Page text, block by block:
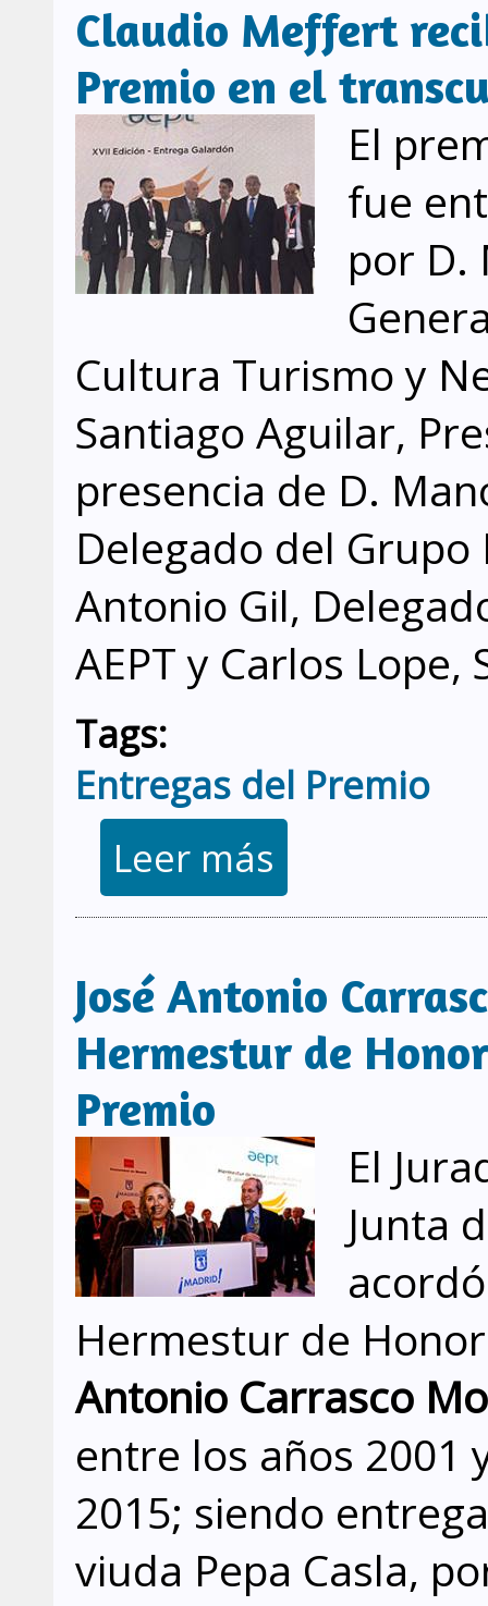
Claudio Meffert
Premio en el
El
fue
por D.
Cultura Turismo y
Santiago Aguilar,
presencia de D.
Delegado del
Antonio Gil,
AEPT y Carlos Lope,
Tags:
Entregas del Premio
Leer más
José Antonio
Hermestur de
Premio
El
Junta
Hermestur de
Antonio Carrasco
entre los años 2001
2015; siendo
viuda Pepa Casla,